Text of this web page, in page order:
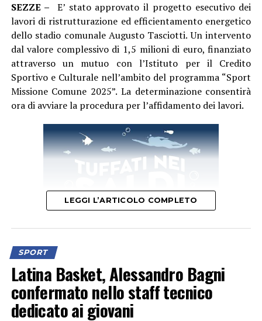
“Vestire la maglia azzurra e conquistare il pass per un
Campionato Europeo è un sogno che diventa realtà, un
coronamento incredibile per il lavoro svolto ogni
singolo giorno in palestra dal nostro staff e dalla nostra
atleta – dichiara il Presidente Ing. Riccardo Palumbo –
In un periodo in cui la cronaca locale ci riserva spesso
notizie ed eventi complessi, abbiamo il dovere e
l’orgoglio di raccontare l’altra faccia di Aprilia: quella
fatta di talento, sacrifici, bellezza e grandi vittorie.
Questo traguardo dimostra di cosa sono capaci i nostri
giovani quando vengono sostenuti con competenza e
SEZZE –
E’ stato approvato il progetto esecutivo dei
lavori di ristrutturazione ed efficientamento energetico
dello stadio comunale Augusto Tasciotti. Un intervento
dal valore complessivo di 1,5 milioni di euro, finanziato
attraverso un mutuo con l’Istituto per il Credito
Sportivo e Culturale nell’ambito del programma “Sport
Missione Comune 2025”. La determinazione consentirà
ora di avviare la procedura per l’affidamento dei lavori.
L’intervento – spiega in una nota l’Ente – interesserà
in maniera organica l’intero impianto sportivo
comunale e permetterà di restituire alla città una
LEGGI L’ARTICOLO COMPLETO
SPORT
Latina Basket, Alessandro Bagni
confermato nello staff tecnico
dedicato ai giovani